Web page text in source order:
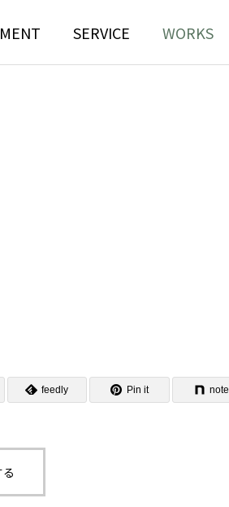
SERVICE WORKS
樹木診断
feedly Pin it note